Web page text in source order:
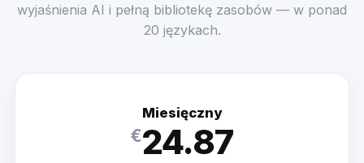
wyjaśnienia AI i pełną bibliotekę zasobów — w ponad
20 językach.
Miesięczny
€24.87